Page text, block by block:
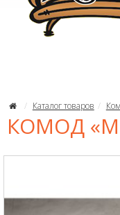
Каталог товаров
КОМОД